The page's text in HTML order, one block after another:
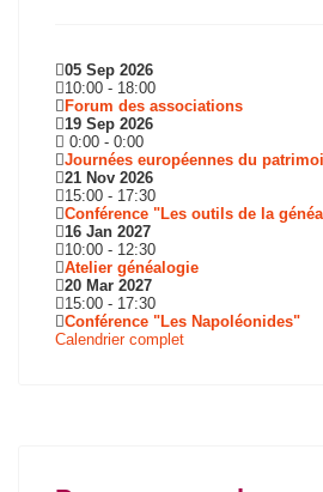
05 Sep 2026
10:00 - 18:00
Forum des associations
19 Sep 2026
0:00 - 0:00
Journées européennes du
21 Nov 2026
15:00 - 17:30
Conférence "Les outils de la
16 Jan 2027
10:00 - 12:30
Atelier généalogie
20 Mar 2027
15:00 - 17:30
Conférence "Les Napoléonides"
Calendrier complet